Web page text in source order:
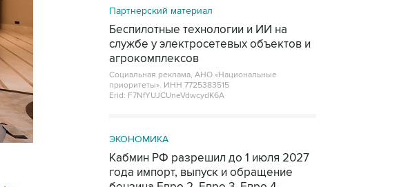
Партнерский материал
Беспилотные технологии и ИИ на
службе у электросетевых объектов и
агрокомплексов
Социальная реклама, АНО «Национальные
приоритеты». ИНН 7725383515
Erid: F7NfYUJCUneVdwcydK6A
ЭКОНОМИКА
Кабмин РФ разрешил до 1 июля 2027
года импорт, выпуск и обращение